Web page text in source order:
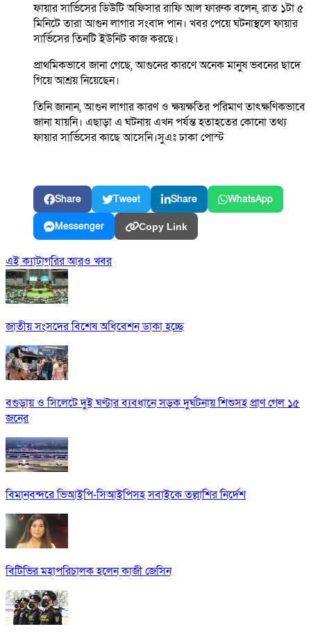
ফায়ার সার্ভিসের ডিউটি অফিসার রাফি আল ফারুক বলেন, রাত ১টা ৫
মিনিটে তারা আগুন লাগার সংবাদ পান। খবর পেয়ে ঘটনাস্থলে ফায়ার
সার্ভিসের তিনটি ইউনিট কাজ করছে।
প্রাথমিকভাবে জানা গেছে, আগুনের কারণে অনেক মানুষ ভবনের ছাদে
গিয়ে আশ্রয় নিয়েছেন।
তিনি জানান, আগুন লাগার কারণ ও ক্ষয়ক্ষতির পরিমাণ তাৎক্ষণিকভাবে
জানা যায়নি। এছাড়া এ ঘটনায় এখন পর্যন্ত হতাহতের কোনো তথ্য
ফায়ার সার্ভিসের কাছে আসেনি।সুএঃ ঢাকা পোস্ট
Share Tweet Share WhatsApp
Messenger Copy Link
এই ক্যাটাগরির আরও খবর
জাতীয় সংসদের বিশেষ অধিবেশন ডাকা হচ্ছে
বগুড়ায় ও সিলেটে দুই ঘণ্টার ব্যবধানে সড়ক দুর্ঘটনায় শিশুসহ প্রাণ গেল ১৫
জনের
বিমানবন্দরে ভিআইপি-সিআইপিসহ সবাইকে তল্লাশির নির্দেশ
বিটিভির মহাপরিচালক হলেন কাজী জেসিন